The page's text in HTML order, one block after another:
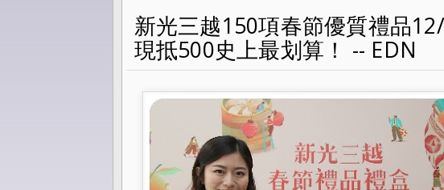
新光三越150項春節優質禮品12/10開賣 春節送禮搭配滿5千現抵
新光三越150項春節優質禮品
現抵500史上最划算！ -- EDN